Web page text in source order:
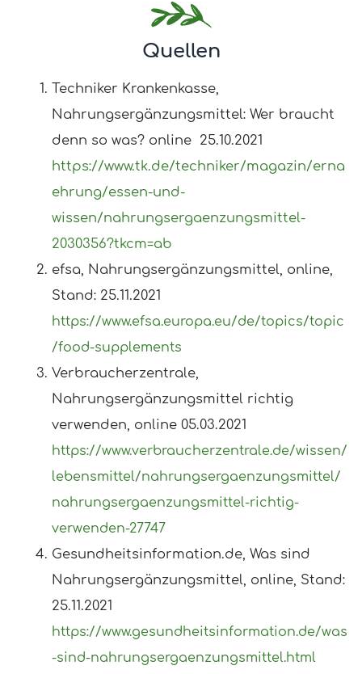
Quellen
Techniker Krankenkasse,
Nahrungsergänzungsmittel: Wer braucht
denn so was? online 25.10.2021
https://www.tk.de/techniker/magazin/erna
ehrung/essen-und-
wissen/nahrungsergaenzungsmittel-
2030356?tkcm=ab
efsa, Nahrungsergänzungsmittel, online,
Stand: 25.11.2021
https://www.efsa.europa.eu/de/topics/topic
/food-supplements
Verbraucherzentrale,
Nahrungsergänzungsmittel richtig
verwenden, online 05.03.2021
https://www.verbraucherzentrale.de/wissen/
lebensmittel/nahrungsergaenzungsmittel/
nahrungsergaenzungsmittel-richtig-
verwenden-27747
Gesundheitsinformation.de, Was sind
Nahrungsergänzungsmittel, online, Stand:
25.11.2021
https://www.gesundheitsinformation.de/was
-sind-nahrungsergaenzungsmittel.html